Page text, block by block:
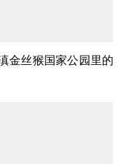
金丝猴国家公园里的